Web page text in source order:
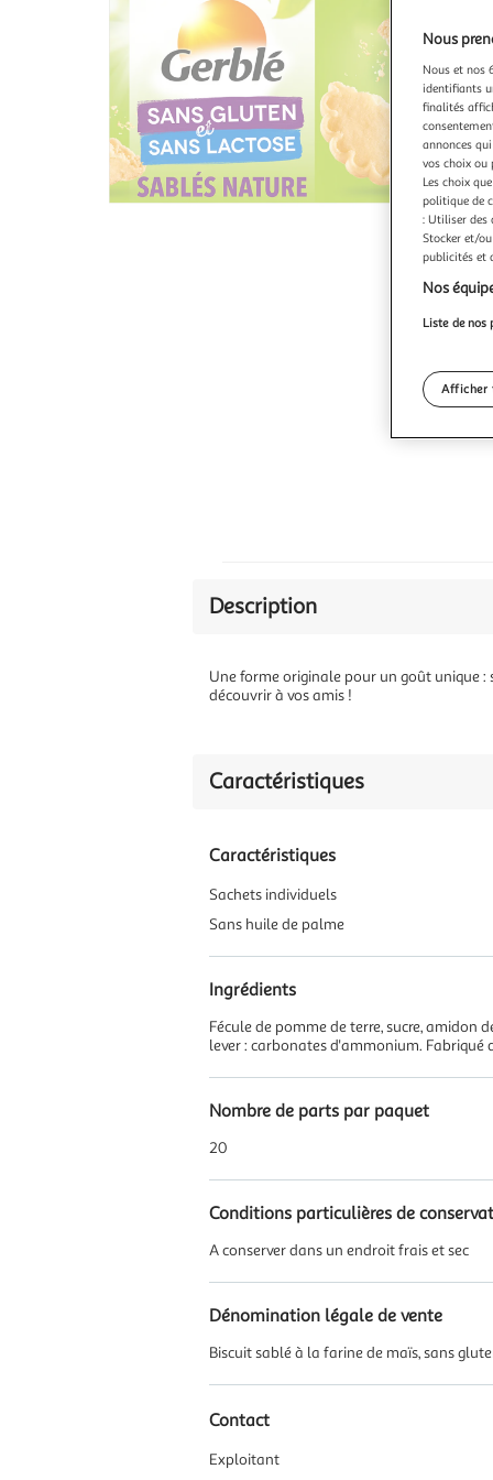
Description
Une forme originale pour un goût unique :
découvrir à vos amis !
Caractéristiques
Caractéristiques
Sachets individuels
Sans huile de palme
Ingrédients
Fécule de pomme de terre, sucre, amidon
lever : carbonates d'ammonium. Fabriqué
Nombre de parts par paquet
20
Conditions particulières de
A conserver dans un endroit frais et sec
Dénomination légale de vente
Biscuit sablé à la farine de maïs, sans
Contact
Exploitant
Nous
Nous et nos
identifiants
finalités
annonces
vos choix ou
Les choix
politique de
: Utiliser des
Stocker et/
publicités et
Nos
Liste de nos
Afficher